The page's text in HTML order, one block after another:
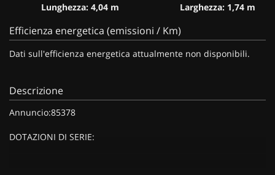
Lunghezza: 4,04 m Larghezza: 1,74 m
Efficienza energetica (emissioni / Km)
Dati sull'efficienza energetica attualmente non disponibili.
Descrizione
Annuncio:85378
DOTAZIONI DI SERIE: